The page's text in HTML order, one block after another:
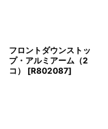
フロントダウンストッ
プ・アルミアーム（2
コ）
[R802087]